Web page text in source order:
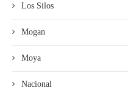
Los Silos
Mogan
Moya
Nacional